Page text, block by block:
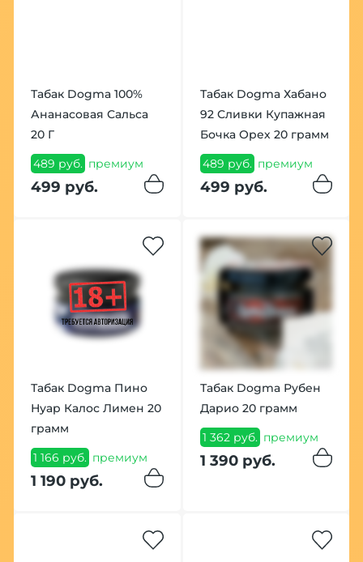
Табак Dogma 100%
Ананасовая Сальса
20 Г
489 руб. премиум
499 руб.
Табак Dogma Хабано
92 Сливки Купажная
Бочка Орех 20 грамм
489 руб. премиум
499 руб.
Табак Dogma Пино
Нуар Калос Лимен 20
грамм
1 166 руб. премиум
1 190 руб.
Табак Dogma Рубен
Дарио 20 грамм
1 362 руб. премиум
1 390 руб.